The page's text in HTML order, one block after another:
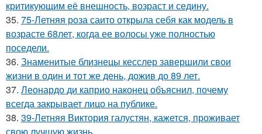
критикующим её внешность, возраст и седину.
35. 75-Летняя роза саито открыла себя как модель в
возрасте 68лет, когда ее волосы уже полностью
поседели.
36. Знаменитые близнецы кесслер завершили свои
жизни в один и тот же день, дожив до 89 лет.
37. Леонардо ди каприо наконец объяснил, почему
всегда закрывает лицо на публике.
38. 39-Летняя Виктория галустян, кажется, проживает
свою лучшую жизнь.